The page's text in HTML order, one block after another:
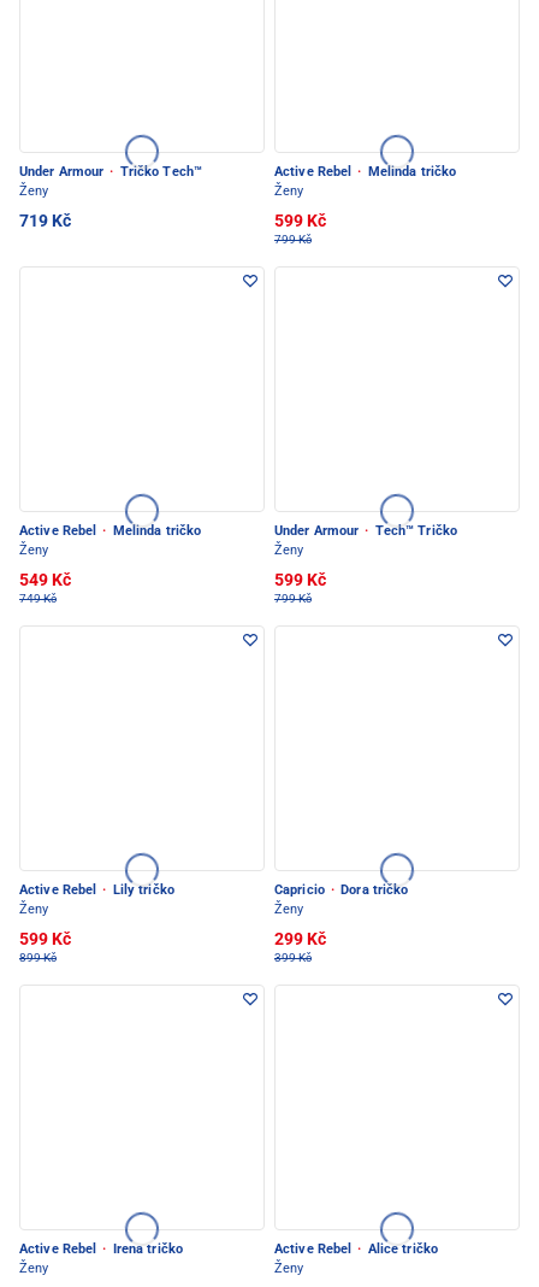
Under Armour · Tričko Tech™
Ženy
719 Kč
Active Rebel ·
Melinda tričko
Ženy
599 Kč
799 Kč
Active Rebel ·
Melinda tričko
Ženy
549 Kč
749 Kč
Under Armour · Tech™ Tričko
Ženy
599 Kč
799 Kč
Active Rebel ·
Lily tričko
Ženy
599 Kč
899 Kč
Capricio · Dora tričko
Ženy
299 Kč
399 Kč
Active Rebel ·
Irena tričko
Ženy
Active Rebel · Alice tričko
Ženy